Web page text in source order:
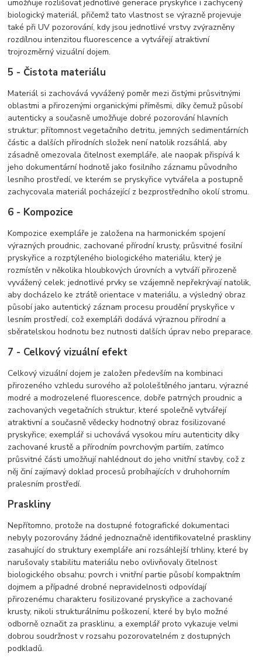
umožňuje rozlišovat jednotlivé generace pryskyřice i zachycený
biologický materiál, přičemž tato vlastnost se výrazně projevuje
také při UV pozorování, kdy jsou jednotlivé vrstvy zvýrazněny
rozdílnou intenzitou fluorescence a vytvářejí atraktivní
trojrozměrný vizuální dojem.
5 - Čistota materiálu
Materiál si zachovává vyvážený poměr mezi čistými průsvitnými
oblastmi a přirozenými organickými příměsmi, díky čemuž působí
autenticky a současně umožňuje dobré pozorování hlavních
struktur; přítomnost vegetačního detritu, jemných sedimentárních
částic a dalších přírodních složek není natolik rozsáhlá, aby
zásadně omezovala čitelnost exempláře, ale naopak přispívá k
jeho dokumentární hodnotě jako fosilního záznamu původního
lesního prostředí, ve kterém se pryskyřice vytvářela a postupně
zachycovala materiál pocházející z bezprostředního okolí stromu.
6 - Kompozice
Kompozice exempláře je založena na harmonickém spojení
výrazných proudnic, zachované přírodní krusty, průsvitné fosilní
pryskyřice a rozptýleného biologického materiálu, který je
rozmístěn v několika hloubkových úrovních a vytváří přirozeně
vyvážený celek; jednotlivé prvky se vzájemně nepřekrývají natolik,
aby docházelo ke ztrátě orientace v materiálu, a výsledný obraz
působí jako autentický záznam procesu proudění pryskyřice v
lesním prostředí, což exempláři dodává výraznou přírodní a
sběratelskou hodnotu bez nutnosti dalších úprav nebo preparace.
7 - Celkový vizuální efekt
Celkový vizuální dojem je založen především na kombinaci
přirozeného vzhledu surového až pololeštěného jantaru, výrazné
modré a modrozelené fluorescence, dobře patrných proudnic a
zachovaných vegetačních struktur, které společně vytvářejí
atraktivní a současně vědecky hodnotný obraz fosilizované
pryskyřice; exemplář si uchovává vysokou míru autenticity díky
zachované krustě a přírodním povrchovým partiím, zatímco
průsvitné části umožňují nahlédnout do jeho vnitřní stavby, což z
něj činí zajímavý doklad procesů probíhajících v druhohorním
pralesním prostředí.
Praskliny
Nepřítomno, protože na dostupné fotografické dokumentaci
nebyly pozorovány žádné jednoznačně identifikovatelné praskliny
zasahující do struktury exempláře ani rozsáhlejší trhliny, které by
narušovaly stabilitu materiálu nebo ovlivňovaly čitelnost
biologického obsahu; povrch i vnitřní partie působí kompaktním
dojmem a případné drobné nepravidelnosti odpovídají
přirozenému charakteru fosilizované pryskyřice a zachované
krusty, nikoli strukturálnímu poškození, které by bylo možné
odborně označit za prasklinu, a exemplář proto vykazuje velmi
dobrou soudržnost v rozsahu pozorovatelném z dostupných
podkladů.